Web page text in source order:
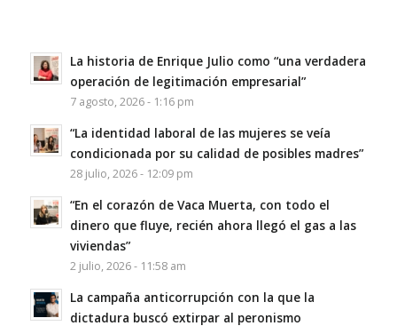
La historia de Enrique Julio como “una verdadera
operación de legitimación empresarial”
7 agosto, 2026 - 1:16 pm
“La identidad laboral de las mujeres se veía
condicionada por su calidad de posibles madres”
28 julio, 2026 - 12:09 pm
“En el corazón de Vaca Muerta, con todo el
dinero que fluye, recién ahora llegó el gas a las
viviendas”
2 julio, 2026 - 11:58 am
La campaña anticorrupción con la que la
dictadura buscó extirpar al peronismo